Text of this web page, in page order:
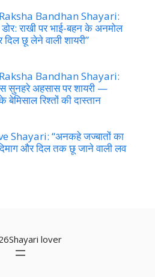
Bandhan Shayari:
डोर: राखी पर भाई-बहन के अनमोल
दिल छू लेने वाली शायरी”
Bandhan Shayari:
सुनहरे अहसास पर शायरी —
बेमिसाल रिश्तों की दास्तान
Shayari: “अनकहे जज्बातों का
और दिल तक छू जाने वाली लव
lover